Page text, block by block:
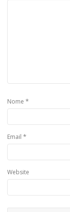
Nome *
Email *
Website